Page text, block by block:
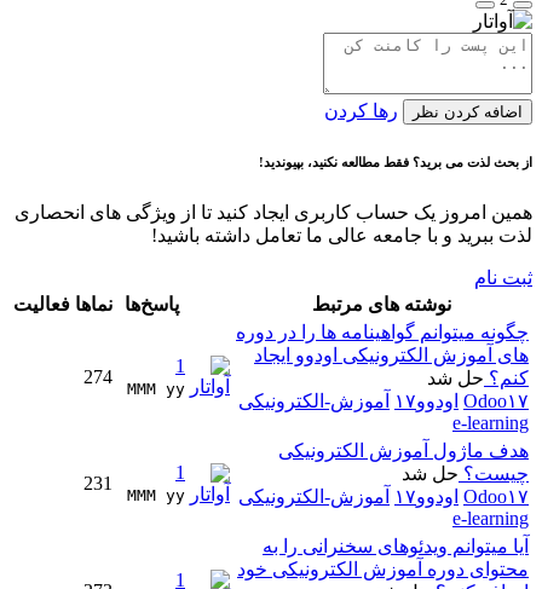
اضافه کردن نظر رها کردن
از بحث لذت می برید؟ فقط مطالعه نکنید، بپیوندید!
همین امروز یک حساب کاربری ایجاد کنید تا از ویژگی های انحصاری
لذت ببرید و با جامعه عالی ما تعامل داشته باشید!
ثبت نام
نوشته های مرتبط
پاسخ‌ها نماها فعالیت
چگونه میتوانم گواهینامه ها را در دوره
های آموزش الکترونیکی اودوو ایجاد
کنم؟ حل شد
Odoo۱۷ اودوو۱۷
آموزش-الکترونیکی
e-learning
1
MMM yy
274
هدف ماژول آموزش الکترونیکی
چیست؟ حل شد
Odoo۱۷ اودوو۱۷
آموزش-الکترونیکی
e-learning
1
MMM yy
231
آیا میتوانم ویدئوهای سخنرانی را به
محتوای دوره آموزش الکترونیکی خود
1